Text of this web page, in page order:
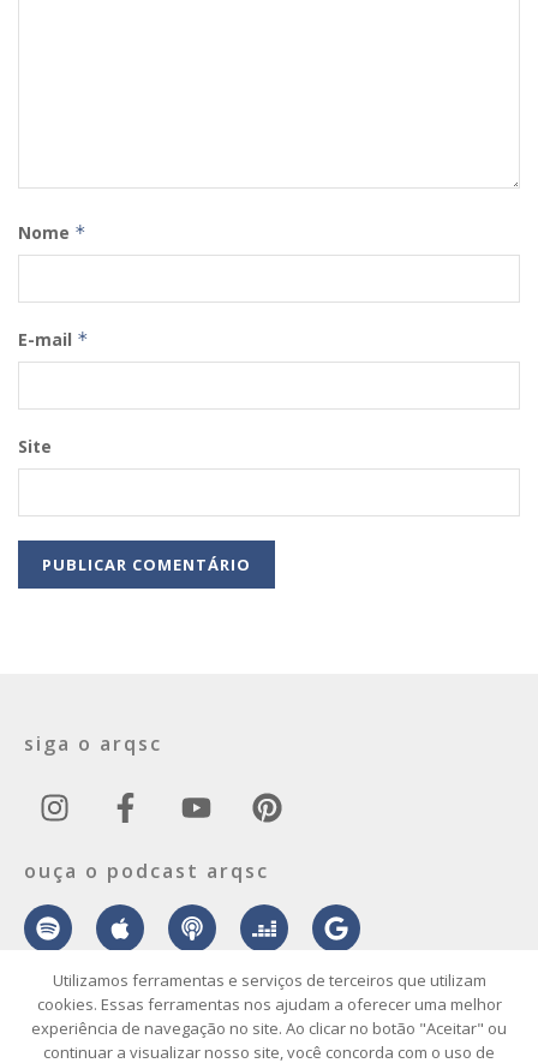
Nome *
E-mail *
Site
siga o arqsc
ouça o podcast arqsc
sobre contato envie seu projeto publicidade vídeo podcast
Utilizamos ferramentas e serviços de terceiros que utilizam
cookies. Essas ferramentas nos ajudam a oferecer uma melhor
experiência de navegação no site. Ao clicar no botão "Aceitar" ou
continuar a visualizar nosso site, você concorda com o uso de